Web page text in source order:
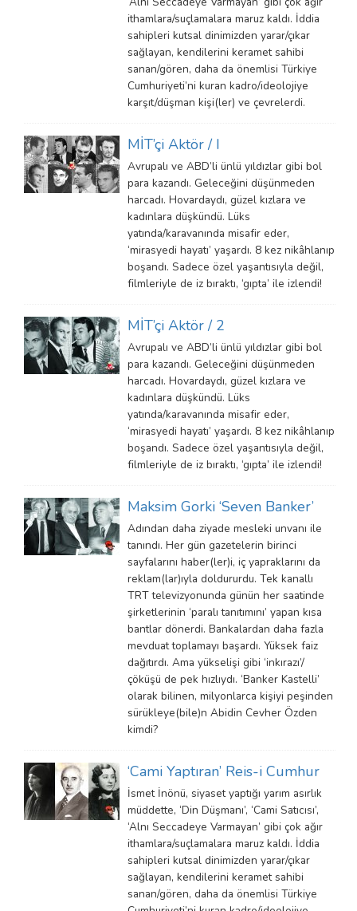
ithamlara/suçlamalara maruz kaldı. İddia
sahipleri kutsal dinimizden yarar/çıkar
sağlayan, kendilerini keramet sahibi
sanan/gören, daha da önemlisi Türkiye
Cumhuriyeti’ni kuran kadro/ideolojiye
karşıt/düşman kişi(ler) ve çevrelerdi.
MİT’çi Aktör / I
Avrupalı ve ABD’li ünlü yıldızlar gibi bol
para kazandı. Geleceğini düşünmeden
harcadı. Hovardaydı, güzel kızlara ve
kadınlara düşkündü. Lüks
yatında/karavanında misafir eder,
‘mirasyedi hayatı’ yaşardı. 8 kez nikâhlanıp
boşandı. Sadece özel yaşantısıyla değil,
filmleriyle de iz bıraktı, ‘gıpta’ ile izlendi!
MİT’çi Aktör / 2
Avrupalı ve ABD’li ünlü yıldızlar gibi bol
para kazandı. Geleceğini düşünmeden
harcadı. Hovardaydı, güzel kızlara ve
kadınlara düşkündü. Lüks
yatında/karavanında misafir eder,
‘mirasyedi hayatı’ yaşardı. 8 kez nikâhlanıp
boşandı. Sadece özel yaşantısıyla değil,
filmleriyle de iz bıraktı, ‘gıpta’ ile izlendi!
Maksim Gorki ‘Seven Banker’
Adından daha ziyade mesleki unvanı ile
tanındı. Her gün gazetelerin birinci
sayfalarını haber(ler)i, iç yapraklarını da
reklam(lar)ıyla doldururdu. Tek kanallı
TRT televizyonunda günün her saatinde
şirketlerinin ‘paralı tanıtımını’ yapan kısa
bantlar dönerdi. Bankalardan daha fazla
mevduat toplamayı başardı. Yüksek faiz
dağıtırdı. Ama yükselişi gibi ‘inkırazı’/
çöküşü de pek hızlıydı. ‘Banker Kastelli’
olarak bilinen, milyonlarca kişiyi peşinden
sürükleye(bile)n Abidin Cevher Özden
kimdi?
‘Cami Yaptıran’ Reis-i Cumhur
İsmet İnönü, siyaset yaptığı yarım asırlık
müddette, ‘Din Düşmanı’, ‘Cami Satıcısı’,
‘Alnı Seccadeye Varmayan’ gibi çok ağır
ithamlara/suçlamalara maruz kaldı. İddia
sahipleri kutsal dinimizden yarar/çıkar
sağlayan, kendilerini keramet sahibi
sanan/gören, daha da önemlisi Türkiye